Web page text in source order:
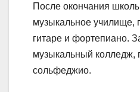
После окончания
музыкальное училище,
гитаре и фортепиано.
музыкальный колледж,
сольфеджио.